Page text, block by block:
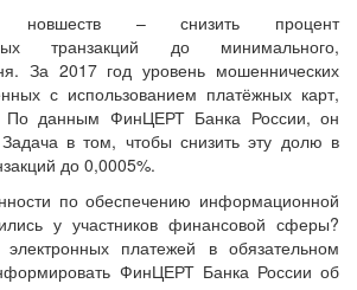
новшеств – снизить процент
транзакций до минимального,
За 2017 год уровень мошеннических
с использованием платёжных карт,
По данным ФинЦЕРТ Банка России, он
в том, чтобы снизить эту долю в
до 0,0005%.
по обеспечению информационной
у участников финансовой сферы?
платежей в обязательном
ФинЦЕРТ Банка России об